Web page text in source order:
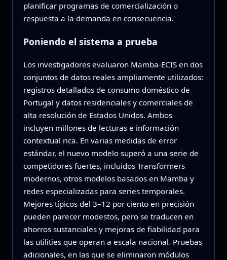
planificar programas de comercialización o
respuesta a la demanda en consecuencia.
Poniendo el sistema a prueba
Los investigadores evaluaron Mamba‑ECIS en dos
conjuntos de datos reales ampliamente utilizados:
registros detallados de consumo doméstico de
Portugal y datos residenciales y comerciales de
alta resolución de Estados Unidos. Ambos
incluyen millones de lecturas e información
contextual rica. En varias medidas de error
estándar, el nuevo modelo superó a una serie de
competidores fuertes, incluidos Transformers
modernos, otros modelos basados en Mamba y
redes especializadas para series temporales.
Mejores típicos del 3–12 por ciento en precisión
pueden parecer modestos, pero se traducen en
ahorros sustanciales y mejoras de fiabilidad para
las utilities que operan a escala nacional. Pruebas
adicionales, en las que se eliminaron módulos